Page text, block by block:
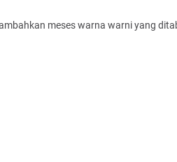
meses warna warni yang